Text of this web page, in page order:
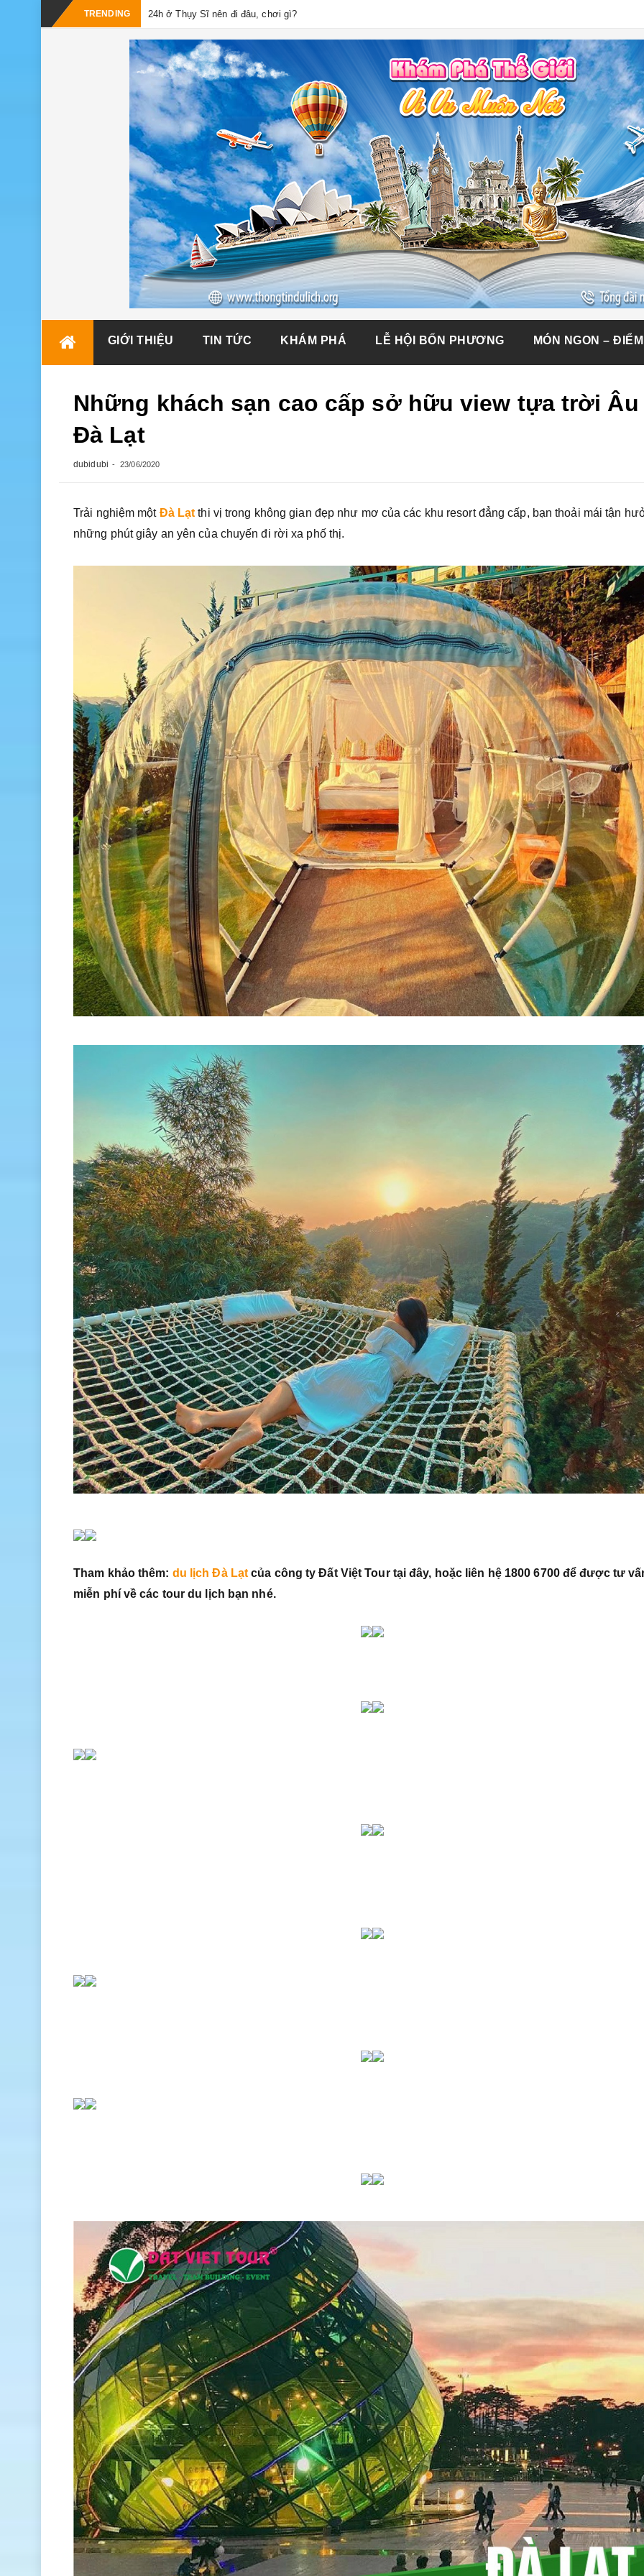
TRENDING 24h ở Thụy Sĩ nên đi đâu, chơi gì?
GIỚI THIỆU TIN TỨC KHÁM PHÁ LỄ HỘI BỐN PHƯƠNG MÓN NGON –
Những khách sạn cao cấp sở hữu view tựa trời
Đà Lạt
dubidubi 23/06/2020
Trải nghiệm một Đà Lạtthi vị trong không gian đẹp như mơ của các khu resort đẳng cấp, bạn thoải mái tận
những phút giây an yên của chuyến đi rời xa phố thị.
Tham khảo thêm: du lịch Đà Lạt của công ty Đất Việt Tour tại đây, hoặc liên hệ 1800 6700 để được tư
miễn phí về các tour du lịch bạn nhé.